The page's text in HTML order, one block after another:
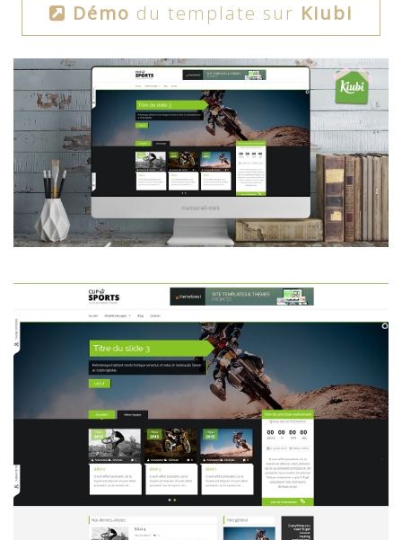
Démo du template sur Kiubi